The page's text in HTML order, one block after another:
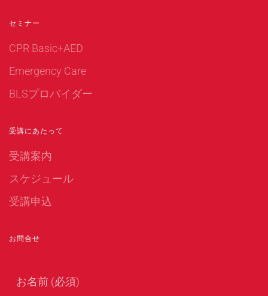
セミナー
CPR Basic+AED
Emergency Care
BLSプロバイダー
受講にあたって
受講案内
スケジュール
受講申込
お問合せ
お名前 (必須)